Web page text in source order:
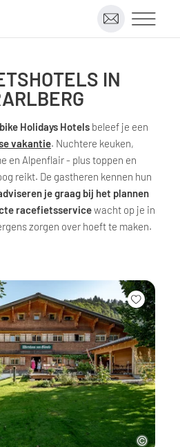
IN
Holidays Hotels beleef je een
vakantie. Nuchtere keuken,
en Alpenflair - plus toppen en
reikt. De gastheren kennen hun
je graag bij het plannen
racefietsservicewacht op je in
zorgen over hoeft te maken.